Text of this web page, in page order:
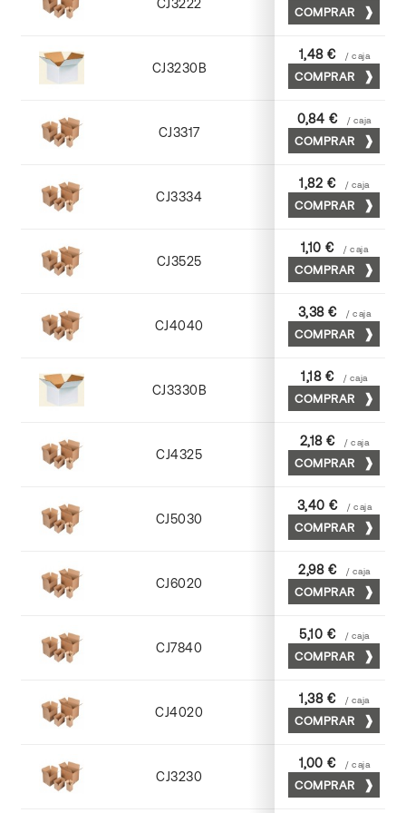
CJ3222
Kraft
COMPRAR
CJ3230B
Blanco
1,48 € / caja
COMPRAR
CJ3317
Kraft
0,84 € / caja
COMPRAR
CJ3334
Cuero
1,82 € / caja
COMPRAR
CJ3525
Kraft
1,10 € / caja
COMPRAR
CJ4040
Cuero
3,38 € / caja
COMPRAR
CJ3330B
Blanco
1,18 € / caja
COMPRAR
CJ4325
Cuero
2,18 € / caja
COMPRAR
CJ5030
Cuero
3,40 € / caja
COMPRAR
CJ6020
Cuero
2,98 € / caja
COMPRAR
CJ7840
Cuero
5,10 € / caja
COMPRAR
CJ4020
Kraft
1,38 € / caja
COMPRAR
CJ3230
Kraft
1,00 € / caja
COMPRAR